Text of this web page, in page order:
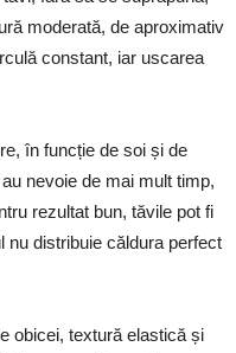
moderată, de aproximativ
constant, iar uscarea
în funcție de soi și de
nevoie de mai mult timp,
rezultat bun, tăvile pot fi
nu distribuie căldura perfect
obicei, textură elastică și